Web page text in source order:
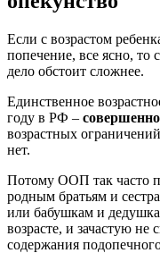
Если с возрастом
попечение, все ясно, то
дело обстоит сложнее.
Единственное
году в РФ –
возрастных
нет.
Потому ООП так часто
родным братьям и
или бабушкам и
возрасте, и зачастую
содержания